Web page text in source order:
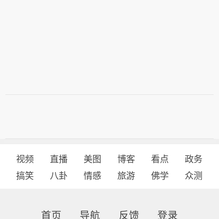
视频 直播 美图 博客 看点
政务
搞笑
八卦 情感 旅游 佛学 众测
首页 导航 反馈 登录